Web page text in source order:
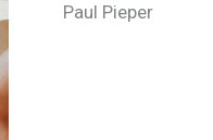
Paul Pieper